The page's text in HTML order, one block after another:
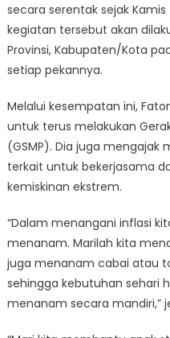
secara serentak sejak
kegiatan tersebut akan
Provinsi, Kabupaten/Kota
setiap pekannya.
Melalui kesempatan ini,
untuk terus melakukan
(GSMP). Dia juga mengajak
terkait untuk bekerjasama
kemiskinan ekstrem.
“Dalam menangani inflasi
menanam. Marilah kita
juga menanam cabai atau
sehingga kebutuhan sehari
menanam secara mandiri,”